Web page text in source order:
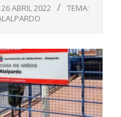
26 ABRIL 2022
TEMA: